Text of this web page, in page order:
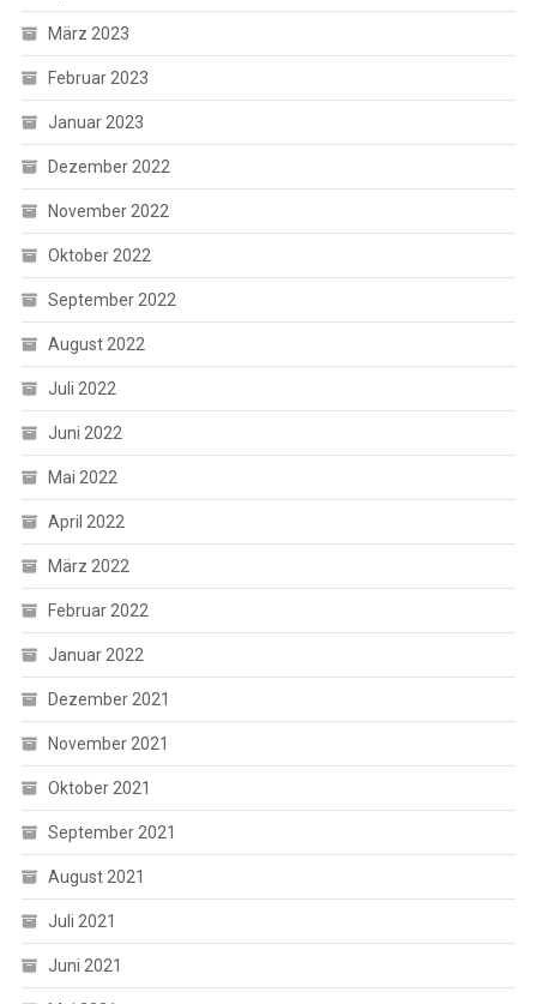
März 2023
Februar 2023
Januar 2023
Dezember 2022
November 2022
Oktober 2022
September 2022
August 2022
Juli 2022
Juni 2022
Mai 2022
April 2022
März 2022
Februar 2022
Januar 2022
Dezember 2021
November 2021
Oktober 2021
September 2021
August 2021
Juli 2021
Juni 2021